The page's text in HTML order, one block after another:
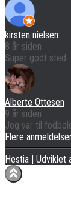
kirsten nielsen
8 år siden
Super godt sted
Alberte Ottesen
9 år siden
Jeg var til
Flere
Hestia | Udviklet